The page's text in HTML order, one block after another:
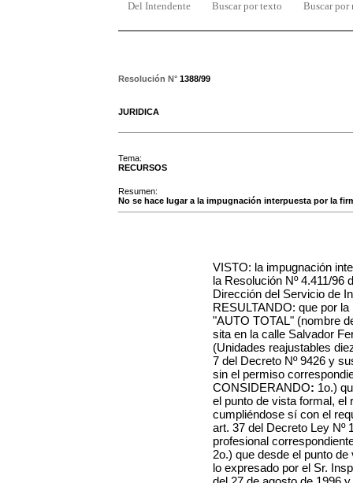
Del Intendente Buscar por texto Buscar por
Resolución N° 1388/99
JURIDICA
Tema:
RECURSOS
Resumen:
No se hace lugar a la impugnación interpuesta por la
VISTO: la impugnación
la Resolución Nº 4.411/96
Dirección del Servicio de
RESULTANDO: que por
"AUTO TOTAL" (nombre
sita en la calle Salvador
(Unidades reajustables
7 del Decreto Nº 9426 y
sin el permiso
CONSIDERANDO: 1o.)
el punto de vista formal, el
cumpliéndose sí con el
art. 37 del Decreto Ley Nº
profesional
2o.) que desde el punto
lo expresado por el Sr.